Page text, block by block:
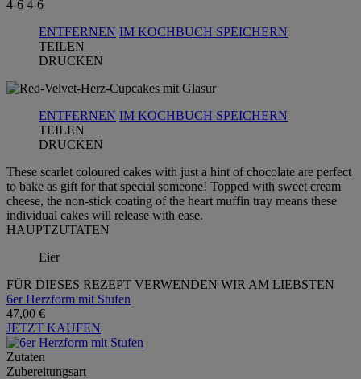
4-6 4-6
ENTFERNEN IM KOCHBUCH SPEICHERN
TEILEN
DRUCKEN
ENTFERNEN IM KOCHBUCH SPEICHERN
TEILEN
DRUCKEN
These scarlet coloured cakes with just a hint of chocolate are perfect
to bake as gift for that special someone! Topped with sweet cream
cheese, the non-stick coating of the heart muffin tray means these
individual cakes will release with ease.
HAUPTZUTATEN
Eier
FÜR DIESES REZEPT VERWENDEN WIR AM LIEBSTEN
6er Herzform mit Stufen
47,00 €
JETZT KAUFEN
Zutaten
Zubereitungsart